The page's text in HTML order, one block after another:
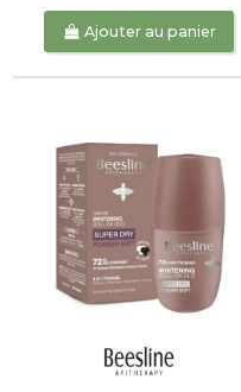
Ajouter au panier